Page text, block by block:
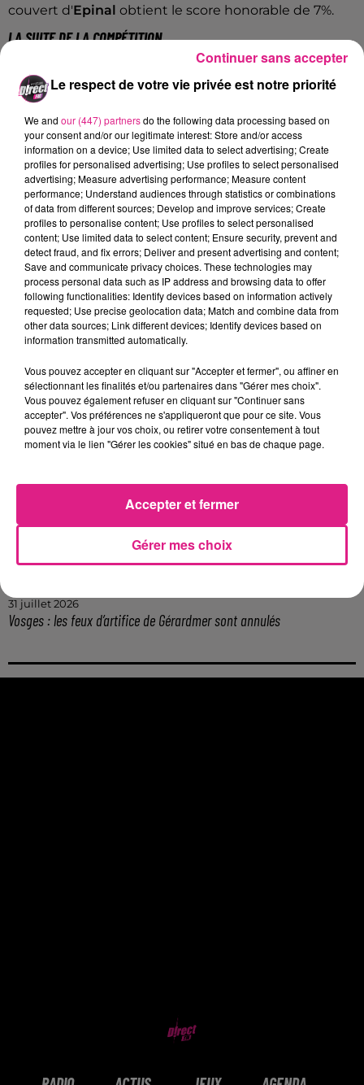
couvert d'Epinal obtient le score honorable de 7%.
LA SUITE DE LA COMPÉTITION
Le marché de la cité-ducale se retrouve maintenant
en face de 23 autres marchés dispersés à travers tout
le pays. Pour soutenir Nancy, les votes ont déjà
commencé et dureront jusqu’au18 juin. Pour voter,
cliquez justeici.
Le vainqueur sera connu le 21 juin.
Grâce à votre mobilisation, le marché central de
Nancy a été élu plus beau marché de Lorraine,
avec 47% des votes, et...
Publiée parVille de NancysurLundi 26 avril 2021
FIL ACTUS
7 août 2026
6 août 2026
Metz : une distribution de lunette gratuite pour voir l’éclipse
5 août 2026
Casting de Woof : l'Euro-Métropole de Metz part à la recherche de...
Officiel : le lac de Madine reporte son feu d’artifice
4 août 2026
Eclipse Solaire du 12 août : où voir ce phénomène en Lorraine ?
31 juillet 2026
31 juillet 2026
Vosges : les feux d’artifice de Gérardmer sont annulés
Le respect de votre vie privée est notre priorité
We and our (447) partnersdo the following data processing based on
your consent and/or our legitimate interest: Store and/or access
information on a device; Use limited data to select advertising; Create
profiles for personalised advertising; Use profiles to select personalised
advertising; Measure advertising performance; Measure content
performance; Understand audiences through statistics or combinations
of data from different sources; Develop and improve services; Create
profiles to personalise content; Use profiles to select personalised
content; Use limited data to select content; Ensure security, prevent and
detect fraud, and fix errors; Deliver and present advertising and content;
Save and communicate privacy choices. These technologies may
process personal data such as IP address and browsing data to offer
following functionalities: Identify devices based on information actively
requested; Use precise geolocation data; Match and combine data from
other data sources; Link different devices; Identify devices based on
information transmitted automatically.
Vous pouvez accepter en cliquant sur "Accepter et fermer", ou affiner en
sélectionnant les finalités et/ou partenaires dans "Gérer mes choix".
Vous pouvez également refuser en cliquant sur "Continuer sans
accepter". Vos préférences ne s'appliqueront que pour ce site. Vous
pouvez mettre à jour vos choix, ou retirer votre consentement à tout
moment via le lien "Gérer les cookies" situé en bas de chaque page.
Gérer mes choix
Accepter et fermer
Continuer sans accepter